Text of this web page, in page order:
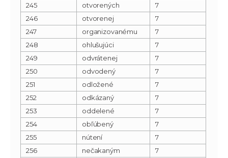
245
otvorených
7
246
otvorenej
7
247
organizovanému
7
248
ohlušujúci
7
249
odvrátenej
7
250
odvodený
7
251
odložené
7
252
odkázaný
7
253
oddelené
7
254
obľúbený
7
255
nútení
7
256
nečakaným
7